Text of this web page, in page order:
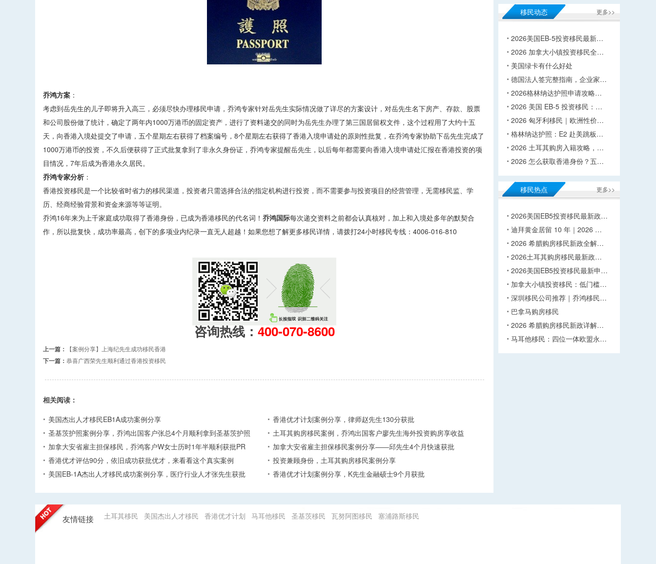
乔鸿方案 ：
考虑到岳先生的儿子即将升入高三，必须尽快办理移民申请，乔鸿专家针对岳先生实际情况做了详尽的方案设计，对岳先生名下房产、存款、股票
和公司股份做了统计，确定了两年内1000万港币的固定资产，进行了资料递交的同时为岳先生办理了第三国居留权文件，这个过程用了大约十五
天，向香港入境处提交了申请，五个星期左右获得了档案编号，8个星期左右获得了香港入境申请处的原则性批复，在乔鸿专家协助下岳先生完成了
1000万港币的投资，不久后便获得了正式批复拿到了非永久身份证，乔鸿专家提醒岳先生，以后每年都需要向香港入境申请处汇报在香港投资的项
目情况，7年后成为香港永久居民。
乔鸿专家分析 ：
香港投资移民是一个比较省时省力的移民渠道，投资者只需选择合法的指定机构进行投资，而不需要参与投资项目的经营管理，无需移民监、学
历、经商经验背景和资金来源等等证明。
乔鸿16年来为上千家庭成功取得了香港身份，已成为香港移民的代名词！ 乔鸿国际每次递交资料之前都会认真核对，加上和入境处多年的默契合
作，所以批复快，成功率最高，创下的多项业内纪录一直无人超越！如果您想了解更多移民详情，请拨打24小时移民专线：4006-016-810
咨询热线： 400-070-8600
上一篇： 【案例分享】上海纪先生成功移民香港
下一篇： 恭喜广西荣先生顺利通过香港投资移民
相关阅读：
美国杰出人才移民EB1A成功案例分享
香港优才计划案例分享，律师赵先生130分获批
圣基茨护照案例分享，乔鸿出国客户张总4个月顺利拿到圣基茨护照
土耳其购房移民案例，乔鸿出国客户廖先生海外投资购房享收益
加拿大安省雇主担保移民，乔鸿客户W女士历时1年半顺利获批PR
加拿大安省雇主担保移民案例分享——邱先生4个月快速获批
香港优才评估90分，依旧成功获批优才，来看看这个真实案例
投资兼顾身份，土耳其购房移民案例分享
美国EB-1A杰出人才移民成功案例分享，医疗行业人才张先生获批
香港优才计划案例分享，K先生金融硕士9个月获批
更多>>
移民动态
2026美国EB-5投资移民最新…
2026 加拿大小镇投资移民全…
美国绿卡有什么好处
德国法人签完整指南，企业家…
2026格林纳达护照申请攻略…
2026 美国 EB-5 投资移民：…
2026 匈牙利移民｜欧洲性价…
格林纳达护照：E2 赴美跳板…
2026 土耳其购房入籍攻略，…
2026 怎么获取香港身份？五…
更多>>
移民热点
2026美国EB5投资移民最新政…
迪拜黄金居留 10 年｜2026 …
2026 希腊购房移民新政全解…
2026土耳其购房移民最新政…
2026美国EB5投资移民最新申…
加拿大小镇投资移民：低门槛…
深圳移民公司推荐｜乔鸿移民…
巴拿马购房移民
2026 希腊购房移民新政详解…
马耳他移民：四位一体欧盟永…
友情链接 土耳其移民 美国杰出人才移民 香港优才计划 马耳他移民 圣基茨移民 瓦努阿图移民 塞浦路斯移民